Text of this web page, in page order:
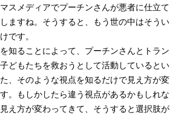
スメディアでプーチンさんが悪者に仕立て
ますね。そうすると、もう世の中はそうい
です。
知ることによって、プーチンさんとトラン
どもたちを救おうとして活動しているとい
、そのような視点を知るだけで見え方が変
。もしかしたら違う視点があるかもしれな
え方が変わってきて、そうすると選択肢が